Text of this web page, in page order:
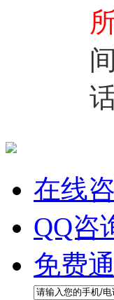
在线
QQ咨
免费